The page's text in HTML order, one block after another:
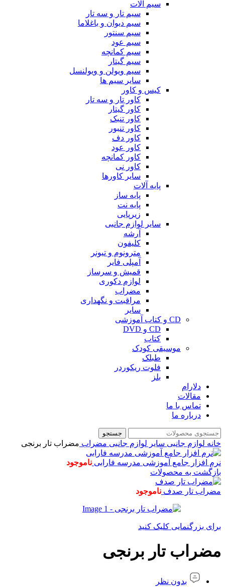
سیم آلات
سیم تار و سه تار
سیم دیوان و باغلاما
سیم سنتور
سیم عود
سیم کمانچه
سیم گیتار
سیم ویولن و ویولنسل
سایر سیم ها
کیس و کاور
کاور تار و سه تار
کاور گیتار
کاور تنبک
کاور تنبور
کاور دف
کاور عود
کاور کمانچه
کاور نی
سایر کاورها
پایه آلات
پایه ساز
پایه نت
زیرپایی
سایر لوازم جانبی
آرشه
کلیفون
مترونوم و تیونر
آمپلی فایر
قمیش و سرساز
لوازم دکوری
مضراب
مراقبت و نگهداری
سایر
CD و کتاب آموزشی
CD و DVD
کتاب
موسیقی کودک
طبلک
فلوت ریکوردر
بلز
دلارام
مقالات
تماس با ما
درباره ما
جستجو
خانه لوازم جانبی سایر لوازم جانبی مضراب مضراب تار برنجی
نرم افزار جامع آموزشی مدرسه فارابی ناموجود
بازگشت به محصولات
مضراب تار صدف ناموجود
برای بزرگنمایی کلیک کنید
مضراب تار برنجی
بدون نظر